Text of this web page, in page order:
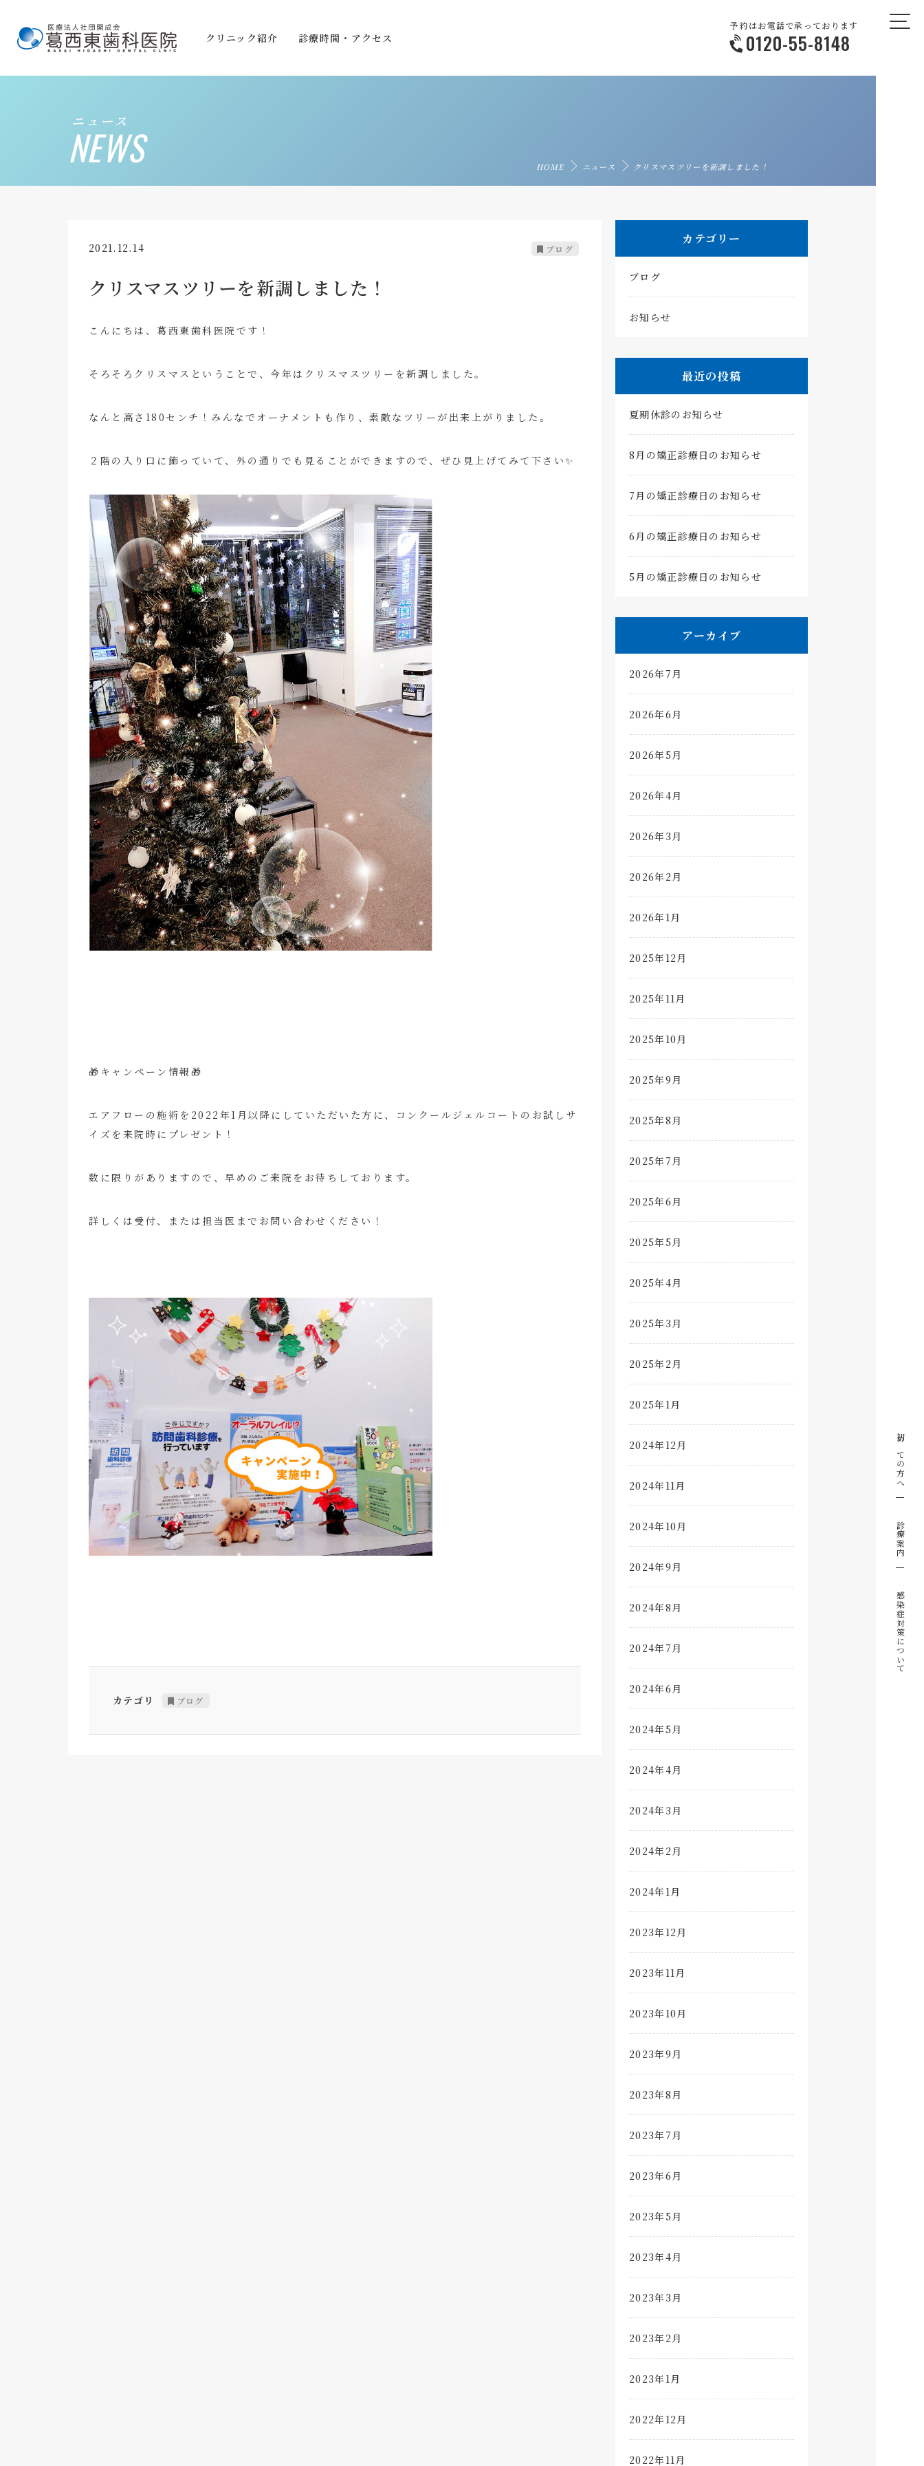
クリニック紹介 診療時間・アクセス
予約はお電話で承っております
0120-55-8148
初めての方へ
診療案内
感染症対策について
ニュース
NEWS HOME ニュース クリスマスツリーを新調しました！
2021.12.14 ブログ
クリスマスツリーを新調しました！
こんにちは、葛西東歯科医院です！
そろそろクリスマスということで、今年はクリスマスツリーを新調しました。
なんと高さ180センチ！みんなでオーナメントも作り、素敵なツリーが出来上がりました。
２階の入り口に飾っていて、外の通りでも見ることができますので、ぜひ見上げてみて下さい✨
🎁キャンペーン情報🎁
エアフローの施術を2022年1月以降にしていただいた方に、コンクールジェルコートのお試しサ
イズを来院時にプレゼント！
数に限りがありますので、早めのご来院をお待ちしております。
詳しくは受付、または担当医までお問い合わせください！
カテゴリ ブログ
カテゴリー
ブログ
お知らせ
最近の投稿
夏期休診のお知らせ
8月の矯正診療日のお知らせ
7月の矯正診療日のお知らせ
6月の矯正診療日のお知らせ
5月の矯正診療日のお知らせ
アーカイブ
2026年7月
2026年6月
2026年5月
2026年4月
2026年3月
2026年2月
2026年1月
2025年12月
2025年11月
2025年10月
2025年9月
2025年8月
2025年7月
2025年6月
2025年5月
2025年4月
2025年3月
2025年2月
2025年1月
2024年12月
2024年11月
2024年10月
2024年9月
2024年8月
2024年7月
2024年6月
2024年5月
2024年4月
2024年3月
2024年2月
2024年1月
2023年12月
2023年11月
2023年10月
2023年9月
2023年8月
2023年7月
2023年6月
2023年5月
2023年4月
2023年3月
2023年2月
2023年1月
2022年12月
2022年11月